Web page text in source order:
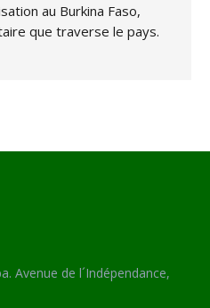
au Burkina Faso,
que traverse le pays.
Avenue de l´Indépendance,